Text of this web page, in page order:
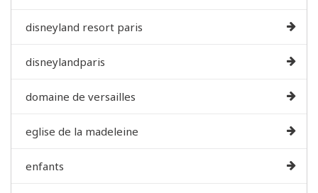
disneyland resort paris
disneylandparis
domaine de versailles
eglise de la madeleine
enfants